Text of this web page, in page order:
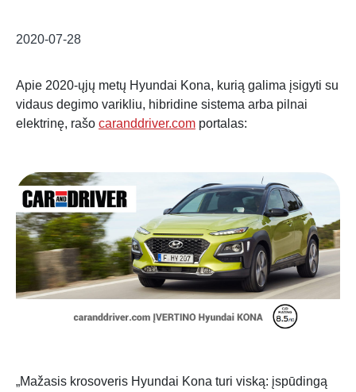
2020-07-28
Apie 2020-ųjų metų Hyundai Kona, kurią galima įsigyti su
vidaus degimo varikliu, hibridine sistema arba pilnai
elektrinę, rašo caranddriver.com portalas:
„Mažasis krosoveris Hyundai Kona turi viską: įspūdingą